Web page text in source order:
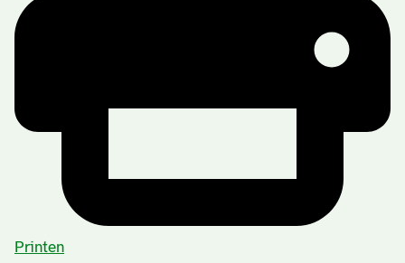
Printen